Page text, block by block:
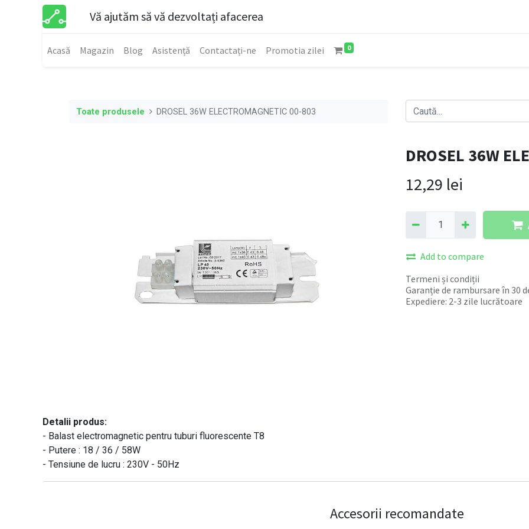
Vă ajutăm să vă dezvoltați afacerea
Acasă Magazin Blog Asistență Contactați-ne Promotia zilei 0
Toate produsele DROSEL 36W ELECTROMAGNETIC 00-803
DROSEL 36W
12,29 lei
Add to compare
Termeni și condiții
Garanție de rambursare în 30
Expediere: 2-3 zile lucrătoare
Detalii produs:
- Balast electromagnetic pentru tuburi fluorescente T8
- Putere : 18 / 36 / 58W
- Tensiune de lucru : 230V - 50Hz
Accesorii recomandate